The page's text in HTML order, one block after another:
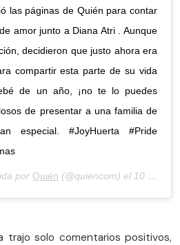
las páginas de Quién para contar
amor junto a Diana Atri . Aunque
decidieron que justo ahora era
compartir esta parte de su vida
de un año, ¡no te lo puedes
de presentar a una familia de
especial. #JoyHuerta #Pride
por Quién (@quiencom) el 10 de Jun de 2020 a las 11:04 PDT
trajo solo comentarios positivos,